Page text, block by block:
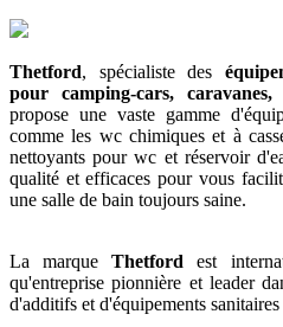
Thetford, spécialiste des
pour camping-cars,
propose une vaste gamme
comme les wc chimiques et à
nettoyants pour wc et réservoir
qualité et efficaces pour vous
une salle de bain toujours saine.
La marque Thetfordest
qu'entreprise pionnière et leader
d'additifs et d'équipements